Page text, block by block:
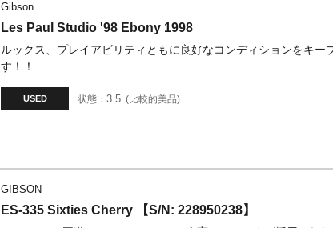
Gibson
Les Paul Studio '98 Ebony 1998
ルックス、プレイアビリティともに良好なコンディションをキ
す！！
USED 状態： 3.5 比較的美品
GIBSON
ES-335 Sixties Cherry 【S/N: 228950238】